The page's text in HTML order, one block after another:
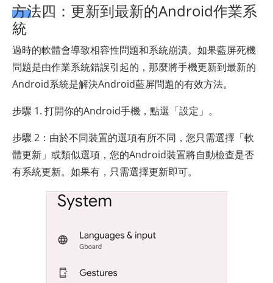
方法四：更新到最新的Android作業系
統
過時的軟體會導致相容性問題和系統崩潰。如果藍屏死機
問題是由作業系統錯誤引起的，那麼將手機更新到最新的
Android系統是解決Android藍屏問題的有效方法。
步驟 1. 打開你的Android手機，點選「設定」。
步驟 2：由於不同裝置的選項有所不同，您只需選擇「軟
體更新」或類似選項，您的Android裝置將自動檢查是否
有系統更新。如果有，只需選擇更新即可。